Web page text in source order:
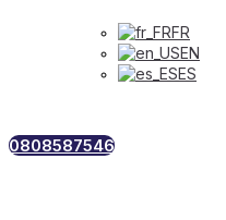
FR
EN
ES
0808587546